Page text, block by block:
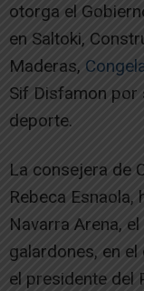
otorga el
en Saltoki,
Maderas,
Sif Disfamon por
deporte.
La consejera de
Rebeca Esnaola,
Navarra Arena,
galardones, en
el presidente del